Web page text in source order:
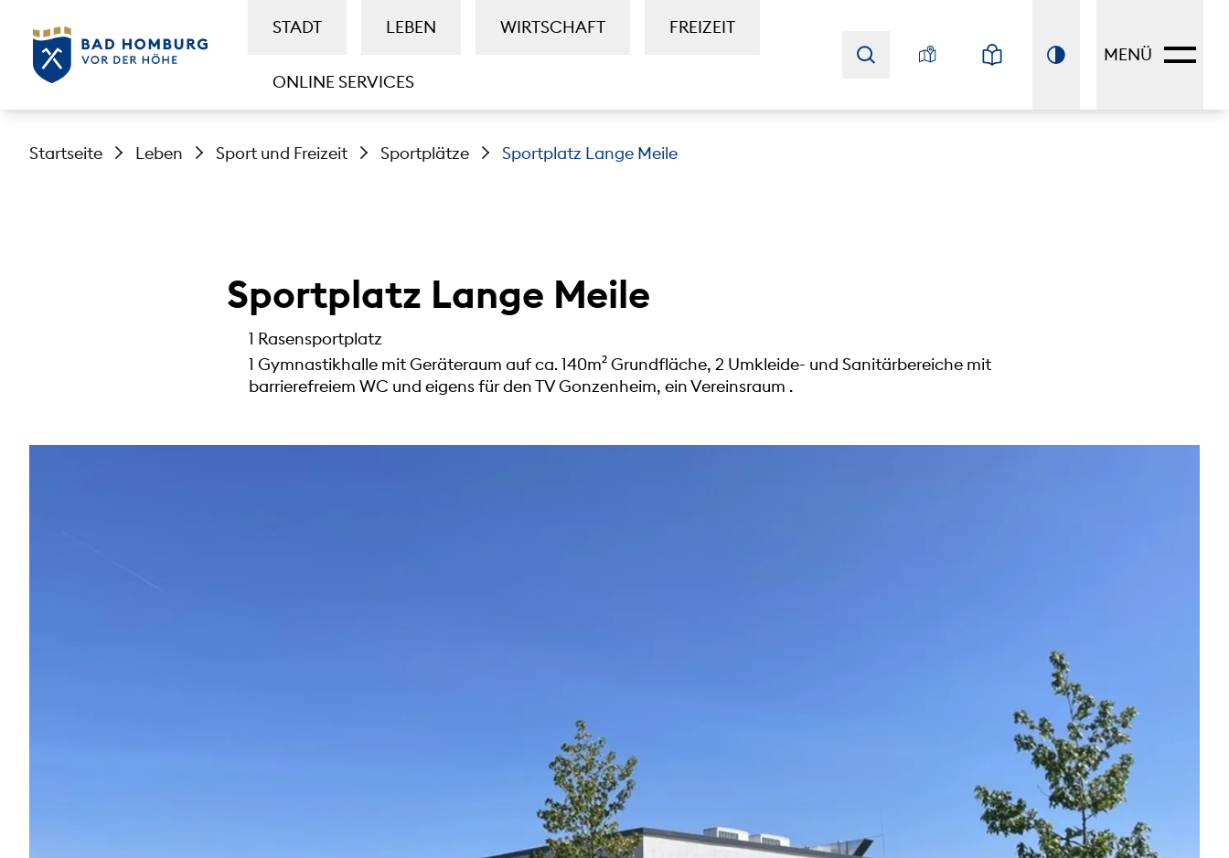
STADT LEBEN WIRTSCHAFT FREIZEIT
ONLINE SERVICES
MENÜ
Startseite Leben Sport und Freizeit Sportplätze Sportplatz Lange Meile
Sportplatz Lange Meile
1 Rasensportplatz
1 Gymnastikhalle mit Geräteraum auf ca. 140m² Grundfläche, 2 Umkleide- und Sanitärbereiche mit
barrierefreiem WC und eigens für den TV Gonzenheim, ein Vereinsraum .